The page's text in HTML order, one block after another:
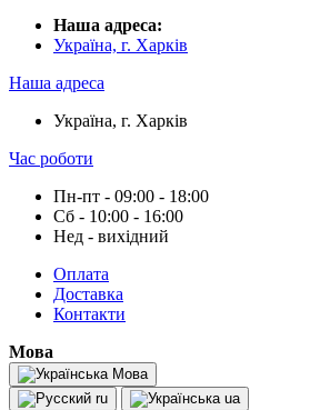
Наша адреса:
Україна, г. Харків
Наша адреса
Україна, г. Харків
Час роботи
Пн-пт - 09:00 - 18:00
Сб - 10:00 - 16:00
Нед - вихідний
Оплата
Доставка
Контакти
Мова
Мова
ru
ua